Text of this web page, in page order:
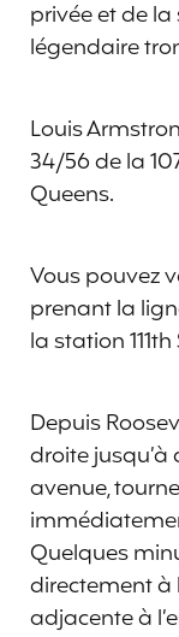
privée et de
légendaire
Louis
34/56 de la
Queens.
Vous pouvez
prenant la
la station
Depuis
droite jusqu’à
avenue,
Quelques
directement à
adjacente à